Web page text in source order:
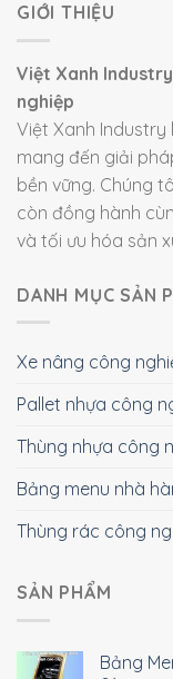
GIỚI THIỆU
Việt Xanh
nghiệp
Việt Xanh Industry
mang đến giải
bền vững. Chúng
còn đồng hành
và tối ưu hóa sản
DANH MỤC SẢN
Xe nâng công
Pallet nhựa công
Thùng nhựa công
Bảng menu nhà
Thùng rác công
SẢN PHẨM
Bảng